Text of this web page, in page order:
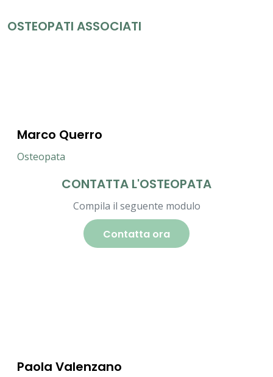
OSTEOPATI ASSOCIATI
Marco Querro
Osteopata
CONTATTA L'OSTEOPATA
Compila il seguente modulo
Contatta ora
Paola Valenzano